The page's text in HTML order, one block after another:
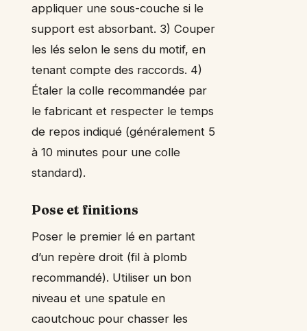
appliquer une sous-couche si le
support est absorbant. 3) Couper
les lés selon le sens du motif, en
tenant compte des raccords. 4)
Étaler la colle recommandée par
le fabricant et respecter le temps
de repos indiqué (généralement 5
à 10 minutes pour une colle
standard).
Pose et finitions
Poser le premier lé en partant
d’un repère droit (fil à plomb
recommandé). Utiliser un bon
niveau et une spatule en
caoutchouc pour chasser les